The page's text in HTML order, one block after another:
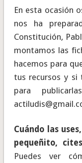
En esta ocasión
nos ha
Constitución,
montamos las
hacemos para
tus recursos y si
para
Cuándo las
pequeñito,
Puedes ver